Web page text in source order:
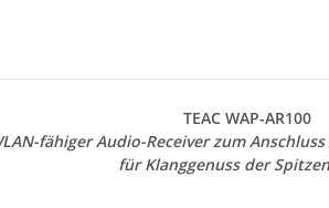
TEAC WAP-AR100
fähiger Audio-Receiverzum Anschluss
für Klanggenuss der